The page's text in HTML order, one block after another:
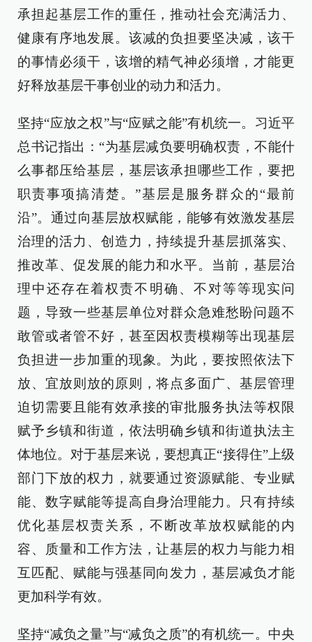
承担起基层工作的重任，推动社会充满活力、
健康有序地发展。该减的负担要坚决减，该干
的事情必须干，该增的精气神必须增，才能更
好释放基层干事创业的动力和活力。
坚持“应放之权”与“应赋之能”有机统一。习近平
总书记指出：“为基层减负要明确权责，不能什
么事都压给基层，基层该承担哪些工作，要把
职责事项搞清楚。”基层是服务群众的“最前
沿”。通过向基层放权赋能，能够有效激发基层
治理的活力、创造力，持续提升基层抓落实、
推改革、促发展的能力和水平。当前，基层治
理中还存在着权责不明确、不对等等现实问
题，导致一些基层单位对群众急难愁盼问题不
敢管或者管不好，甚至因权责模糊等出现基层
负担进一步加重的现象。为此，要按照依法下
放、宜放则放的原则，将点多面广、基层管理
迫切需要且能有效承接的审批服务执法等权限
赋予乡镇和街道，依法明确乡镇和街道执法主
体地位。对于基层来说，要想真正“接得住”上级
部门下放的权力，就要通过资源赋能、专业赋
能、数字赋能等提高自身治理能力。只有持续
优化基层权责关系，不断改革放权赋能的内
容、质量和工作方法，让基层的权力与能力相
互匹配、赋能与强基同向发力，基层减负才能
更加科学有效。
坚持“减负之量”与“减负之质”的有机统一。中央